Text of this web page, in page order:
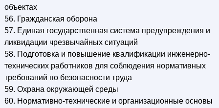
объектах
56. Гражданская оборона
57. Единая государственная система предупреждения и
ликвидации чрезвычайных ситуаций
58. Подготовка и повышение квалификации инженерно-
технических работников для соблюдения нормативных
требований по безопасности труда
59. Охрана окружающей среды
60. Нормативно-технические и организационные основы